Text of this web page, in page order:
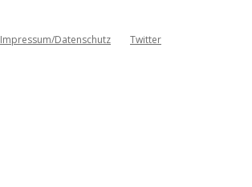
Impressum/Datenschutz Twitter